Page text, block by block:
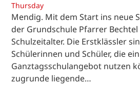
Thursday
Mendig. Mit dem Start ins neue
der Grundschule Pfarrer Bechtel
Schulzeitalter. Die Erstklässler
Schülerinnen und Schüler, die ein
Ganztagsschulangebot nutzen
zugrunde liegende…